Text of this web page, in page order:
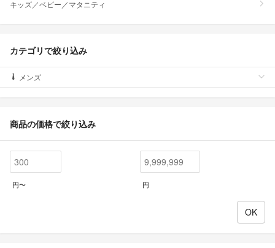
キッズ／ベビー／マタニティ
カテゴリで絞り込み
メンズ
商品の価格で絞り込み
円〜 円